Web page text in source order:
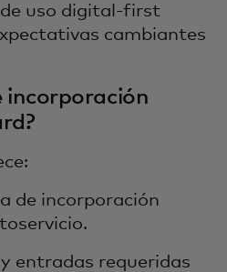
uso digital-first
cambiantes
incorporación
de incorporación
entradas requeridas